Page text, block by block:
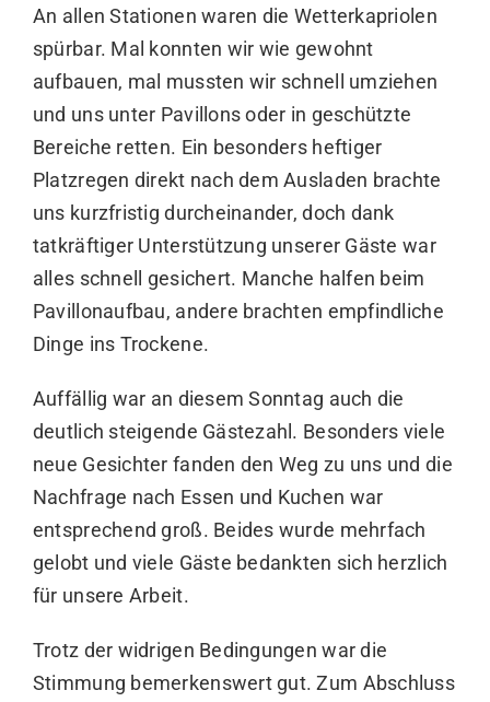
An allen Stationen waren die Wetterkapriolen
spürbar. Mal konnten wir wie gewohnt
aufbauen, mal mussten wir schnell umziehen
und uns unter Pavillons oder in geschützte
Bereiche retten. Ein besonders heftiger
Platzregen direkt nach dem Ausladen brachte
uns kurzfristig durcheinander, doch dank
tatkräftiger Unterstützung unserer Gäste war
alles schnell gesichert. Manche halfen beim
Pavillonaufbau, andere brachten empfindliche
Dinge ins Trockene.
Auffällig war an diesem Sonntag auch die
deutlich steigende Gästezahl. Besonders viele
neue Gesichter fanden den Weg zu uns und die
Nachfrage nach Essen und Kuchen war
entsprechend groß. Beides wurde mehrfach
gelobt und viele Gäste bedankten sich herzlich
für unsere Arbeit.
Trotz der widrigen Bedingungen war die
Stimmung bemerkenswert gut. Zum Abschluss